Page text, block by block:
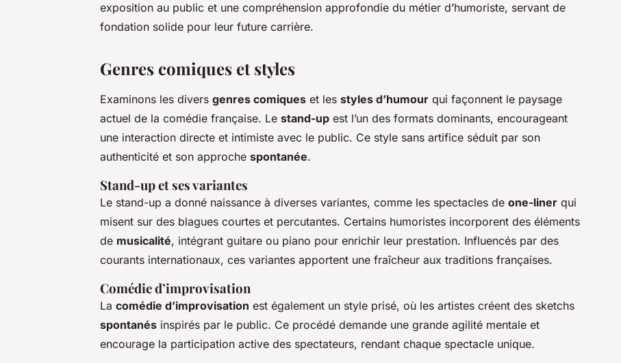
exposition au public et une compréhension approfondie du métier d’humoriste, servant de
fondation solide pour leur future carrière.
Genres comiques et styles
Examinons les divers genres comiques et les styles d’humour qui façonnent le paysage
actuel de la comédie française. Le stand-up est l’un des formats dominants, encourageant
une interaction directe et intimiste avec le public. Ce style sans artifice séduit par son
authenticité et son approche spontanée.
Stand-up et ses variantes
Le stand-up a donné naissance à diverses variantes, comme les spectacles de one-liner qui
misent sur des blagues courtes et percutantes. Certains humoristes incorporent des éléments
de musicalité, intégrant guitare ou piano pour enrichir leur prestation. Influencés par des
courants internationaux, ces variantes apportent une fraîcheur aux traditions françaises.
Comédie d’improvisation
La comédie d’improvisation est également un style prisé, où les artistes créent des sketchs
spontanés inspirés par le public. Ce procédé demande une grande agilité mentale et
encourage la participation active des spectateurs, rendant chaque spectacle unique.